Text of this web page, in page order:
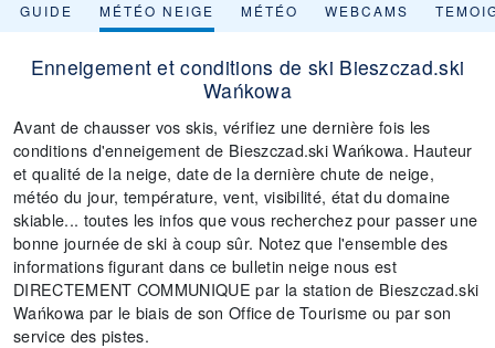
GUIDE MÉTÉO NEIGE MÉTÉO WEBCAMS
Enneigement et conditions de ski Bieszczad.ski
Wańkowa
Avant de chausser vos skis, vérifiez une dernière fois les
conditions d'enneigement de Bieszczad.ski Wańkowa. Hauteur
et qualité de la neige, date de la dernière chute de neige,
météo du jour, température, vent, visibilité, état du domaine
skiable... toutes les infos que vous recherchez pour passer une
bonne journée de ski à coup sûr. Notez que l'ensemble des
informations figurant dans ce bulletin neige nous est
DIRECTEMENT COMMUNIQUE par la station de Bieszczad.ski
Wańkowa par le biais de son Office de Tourisme ou par son
service des pistes.